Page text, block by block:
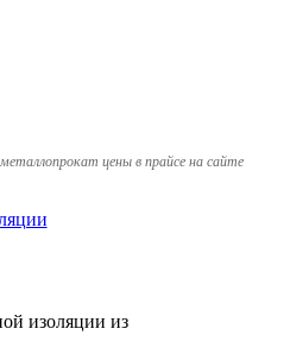
цены в прайсе на сайте
изоляции из